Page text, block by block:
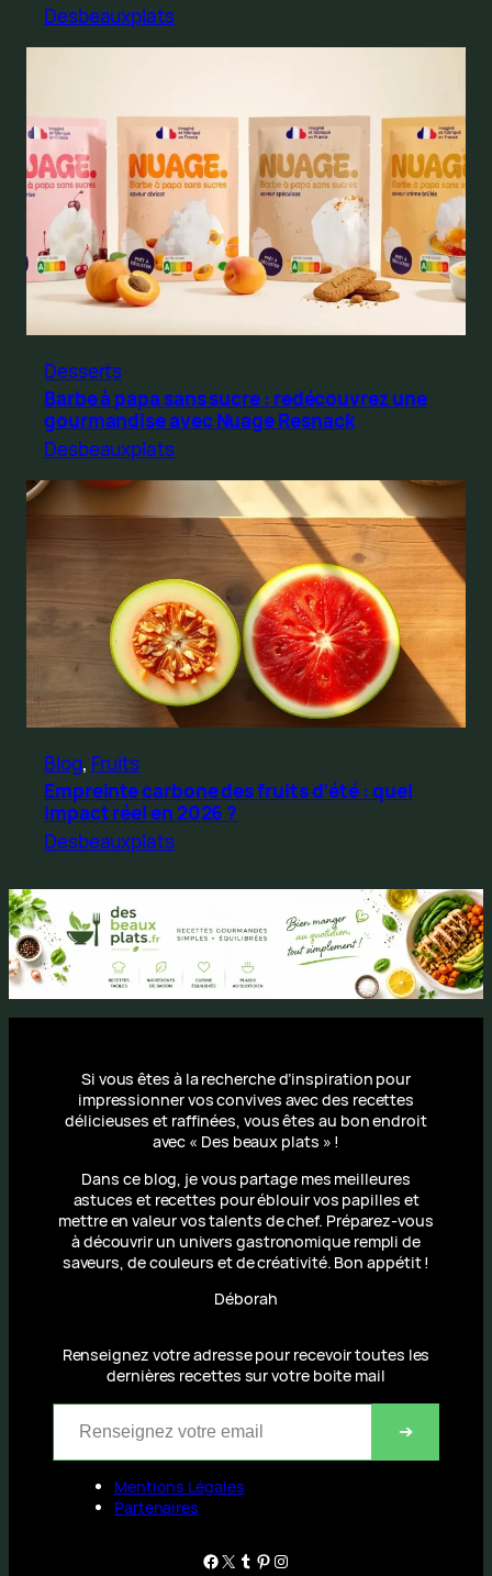
Desbeauxplats
Desserts
Barbe à papa sans sucre : redécouvrez une
gourmandise avec Nuage Resnack
Desbeauxplats
Blog, Fruits
Empreinte carbone des fruits d’été : quel
impact réel en 2026 ?
Desbeauxplats
Si vous êtes à la recherche d’inspiration pour
impressionner vos convives avec des recettes
délicieuses et raffinées, vous êtes au bon endroit
avec « Des beaux plats » !
Dans ce blog, je vous partage mes meilleures
astuces et recettes pour éblouir vos papilles et
mettre en valeur vos talents de chef. Préparez-vous
à découvrir un univers gastronomique rempli de
saveurs, de couleurs et de créativité. Bon appétit !
Déborah
Renseignez votre adresse pour recevoir toutes les
dernières recettes sur votre boite mail
Renseignez votre email
➔
Mentions Légales
Partenaires
Facebook
X Tumblr
Pinterest
Instagram